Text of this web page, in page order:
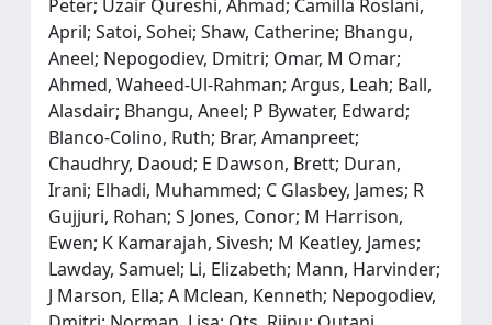
Peter; Uzair Qureshi, Ahmad; Camilla Roslani,
April; Satoi, Sohei; Shaw, Catherine; Bhangu,
Aneel; Nepogodiev, Dmitri; Omar, M Omar;
Ahmed, Waheed-Ul-Rahman; Argus, Leah; Ball,
Alasdair; Bhangu, Aneel; P Bywater, Edward;
Blanco-Colino, Ruth; Brar, Amanpreet;
Chaudhry, Daoud; E Dawson, Brett; Duran,
Irani; Elhadi, Muhammed; C Glasbey, James; R
Gujjuri, Rohan; S Jones, Conor; M Harrison,
Ewen; K Kamarajah, Sivesh; M Keatley, James;
Lawday, Samuel; Li, Elizabeth; Mann, Harvinder;
J Marson, Ella; A Mclean, Kenneth; Nepogodiev,